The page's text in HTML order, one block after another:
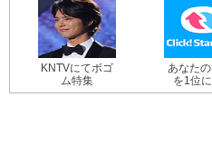
KNTVにてボゴ
ム特集
あなた
を1位